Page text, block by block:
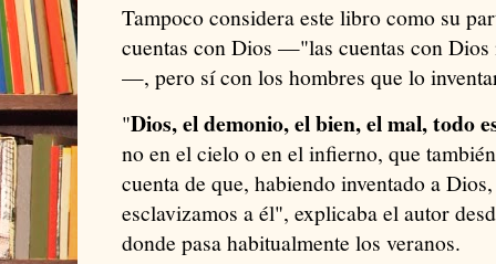
Tampoco considera este libro como su
cuentas con Dios —"las cuentas con
—, pero sí con los hombres que lo
"Dios, el demonio, el bien, el mal, todo
no en el cielo o en el infierno, que
cuenta de que, habiendo inventado a
esclavizamos a él", explicaba el autor
donde pasa habitualmente los veranos.